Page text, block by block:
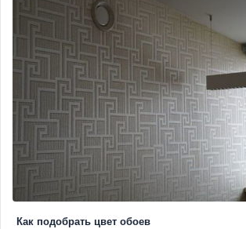
Как подобрать цвет обоев